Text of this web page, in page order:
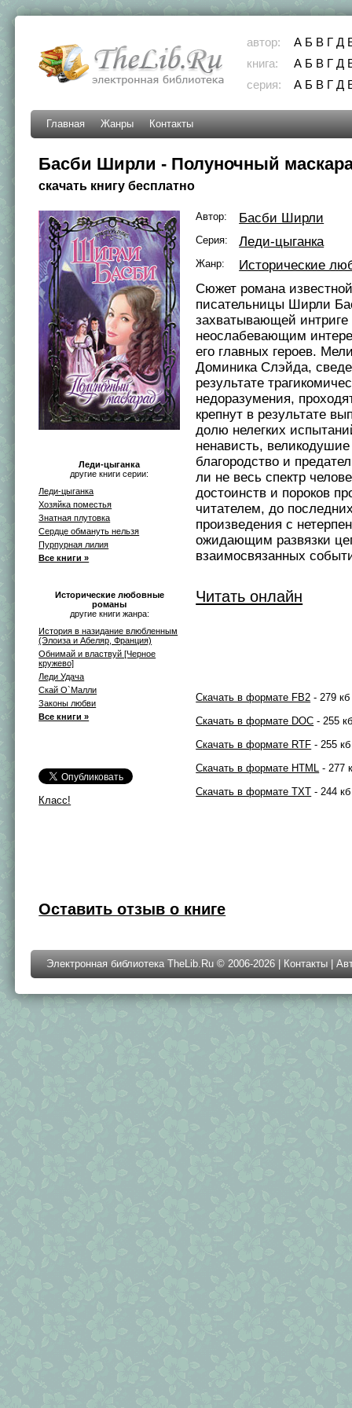
автор: А Б В Г Д
книга:
А Б В Г Д
серия:
А Б В Г Д
Главная Жанры Контакты
Басби Ширли - Полуночный
скачать книгу бесплатно
Леди-цыганка
другие книги серии:
Леди-цыганка
Хозяйка поместья
Знатная плутовка
Сердце обмануть нельзя
Пурпурная лилия
Все книги »
Исторические любовные
романы
другие книги жанра:
История в назидание влюбленным
(Элоиза и Абеляр, Франция)
Обнимай и властвуй [Черное
кружево]
Леди Удача
Скай О`Малли
Законы любви
Все книги »
Класс!
Автор: Басби Ширли
Серия: Леди-цыганка
Жанр:
Исторические
Сюжет романа
писательницы Ширли
захватывающей интриге
неослабевающим
его главных героев.
Доминика Слэйда,
результате
недоразумения,
крепнут в результате
долю нелегких
ненависть,
благородство и
ли не весь спектр
достоинств и пороков
читателем, до
произведения с
ожидающим развязки
взаимосвязанных
Читать онлайн
Скачать в формате FB2 - 279 кб
Скачать в формате DOC - 255
Скачать в формате RTF - 255 кб
Скачать в формате HTML - 277
Скачать в формате TXT - 244 кб
Оставить отзыв о книге
Электронная библиотека TheLib.Ru © 2006-2026 | Контакты |